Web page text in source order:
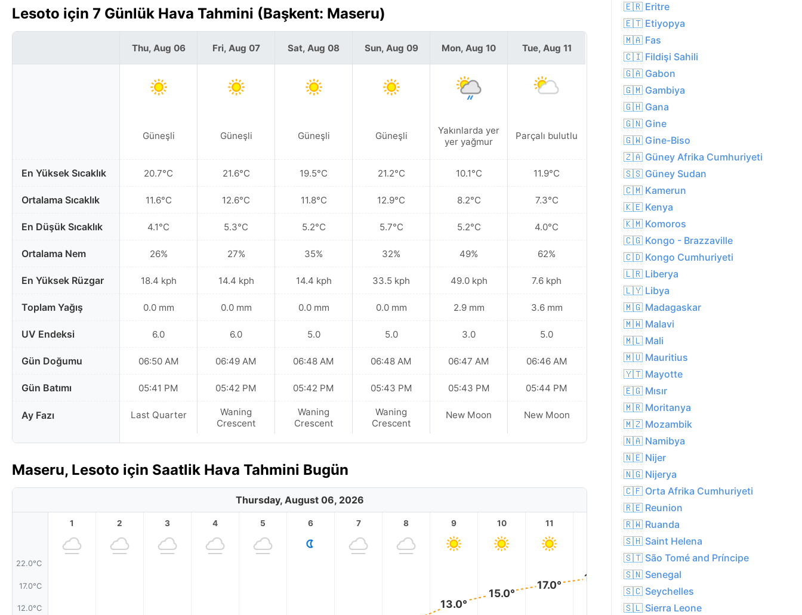
Lesoto için 7 Günlük Hava Tahmini (Başkent: Maseru)
En Yüksek Sıcaklık
Ortalama Sıcaklık
En Düşük Sıcaklık
Ortalama Nem
En Yüksek Rüzgar
Toplam Yağış
UV Endeksi
Gün Doğumu
Gün Batımı
Ay Fazı
Thu, Aug 06
Güneşli
20.7°C
11.6°C
4.1°C
26%
18.4 kph
0.0 mm
6.0
06:50 AM
05:41 PM
Last Quarter
Fri, Aug 07
Güneşli
21.6°C
12.6°C
5.3°C
27%
14.4 kph
0.0 mm
6.0
06:49 AM
05:42 PM
Waning
Crescent
Sat, Aug 08
Güneşli
19.5°C
11.8°C
5.2°C
35%
14.4 kph
0.0 mm
5.0
06:48 AM
05:42 PM
Waning
Crescent
Sun, Aug 09
Güneşli
21.2°C
12.9°C
5.7°C
32%
33.5 kph
0.0 mm
5.0
06:48 AM
05:43 PM
Waning
Crescent
Mon, Aug 10
Yakınlarda yer
yer yağmur
10.1°C
8.2°C
5.2°C
49%
49.0 kph
2.9 mm
3.0
06:47 AM
05:43 PM
New Moon
Tue, Aug 11
Parçalı bulutlu
11.9°C
7.3°C
4.0°C
62%
7.6 kph
3.6 mm
5.0
06:46 AM
05:44 PM
New Moon
Maseru, Lesoto için Saatlik Hava Tahmini Bugün
Thursday, August 06, 2026
22.0°C
17.0°C
12.0°C
1 2 3 4 5 6 7 8 9
13.0°
10
15.0°
11
17.0°
19.0°
13
20.0° 21.0°
🇪🇷 Eritre
🇪🇹 Etiyopya
🇲🇦 Fas
🇨🇮 Fildişi Sahili
🇬🇦 Gabon
🇬🇲 Gambiya
🇬🇭 Gana
🇬🇳 Gine
🇬🇼 Gine-Biso
🇿🇦 Güney Afrika Cumhuriyeti
🇸🇸 Güney Sudan
🇨🇲 Kamerun
🇰🇪 Kenya
🇰🇲 Komoros
🇨🇬 Kongo - Brazzaville
🇨🇩 Kongo Cumhuriyeti
🇱🇷 Liberya
🇱🇾 Libya
🇲🇬 Madagaskar
🇲🇼 Malavi
🇲🇱 Mali
🇲🇺 Mauritius
🇾🇹 Mayotte
🇪🇬 Mısır
🇲🇷 Moritanya
🇲🇿 Mozambik
🇳🇦 Namibya
🇳🇪 Nijer
🇳🇬 Nijerya
🇨🇫 Orta Afrika Cumhuriyeti
🇷🇪 Reunion
🇷🇼 Ruanda
🇸🇭 Saint Helena
🇸🇹 São Tomé and Príncipe
🇸🇳 Senegal
🇸🇨 Seychelles
🇸🇱 Sierra Leone